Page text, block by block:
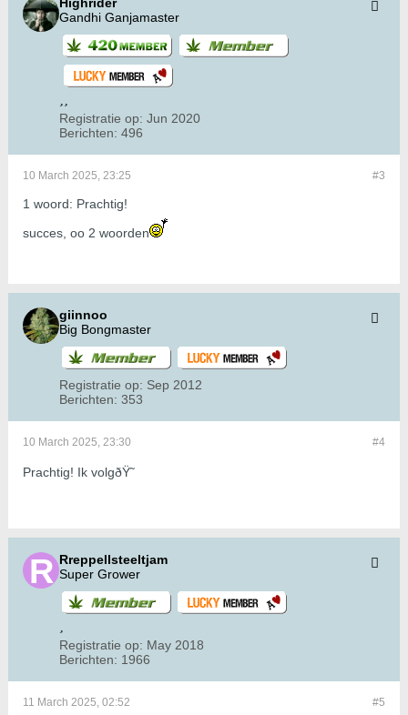
Gandhi Ganjamaster
Registratie op: Jun 2020
Berichten: 496
#3
10 March 2025, 23:25
1 woord: Prachtig!
succes, oo 2 woorden
giinnoo
Big Bongmaster
Registratie op: Sep 2012
Berichten: 353
#4
10 March 2025, 23:30
Prachtig! Ik volgðŸ˜
Rreppellsteeltjam
Super Grower
Registratie op: May 2018
Berichten: 1966
#5
11 March 2025, 02:52